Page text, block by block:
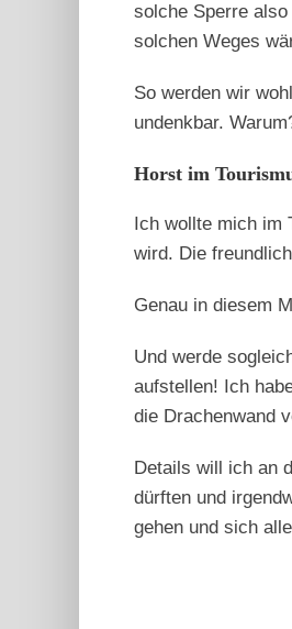
solche Sperre
solchen Weges
So werden wir
undenkbar.
Horst im
Ich wollte mich im
wird. Die
Genau in diesem
Und werde
aufstellen! Ich
die Drachenwand
Details will ich an
dürften und
gehen und sich